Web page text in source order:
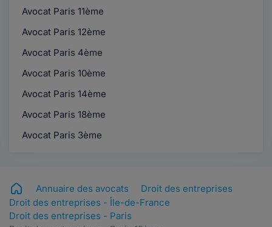
Avocat Paris 11ème
Avocat Paris 12ème
Avocat Paris 4ème
Avocat Paris 10ème
Avocat Paris 14ème
Avocat Paris 18ème
Avocat Paris 3ème
Annuaire des avocats
Droit des entreprises
Droit des entreprises - Île-de-France
Droit des entreprises - Paris